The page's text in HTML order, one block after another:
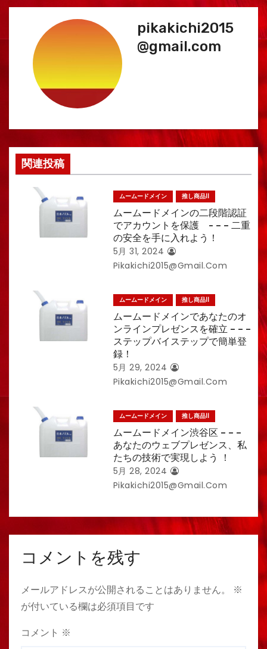
ゲ
シ
ョ
pikakichi2015
@gmail.com
関連投稿
ムームードメイン 推し商品II
ムームードメインの二段階認証
でアカウントを保護 - – – 二重
の安全を手に入れよう！
5月 31, 2024
Pikakichi2015@gmail.com
ムームードメイン 推し商品II
ムームードメインであなたのオ
ンラインプレゼンスを確立 – – –
ステップバイステップで簡単登
録！
5月 29, 2024
Pikakichi2015@gmail.com
ムームードメイン 推し商品II
ムームードメイン渋谷区 – – –
あなたのウェブプレゼンス、私
たちの技術で実現しよう ！
5月 28, 2024
Pikakichi2015@gmail.com
コメントを残す
メールアドレスが公開されることはありません。
※
が付いている欄は必須項目です
コメント ※